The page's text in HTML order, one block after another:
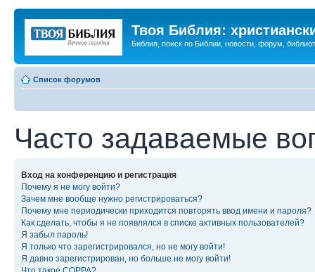
Твоя Библия:
Библия, поиск по Библии, новости, форум,
Список форумов
Часто задаваемые
Вход на конференцию и регистрация
Почему я не могу войти?
Зачем мне вообще нужно регистрироваться?
Почему мне периодически приходится повторять ввод имени и пароля?
Как сделать, чтобы я не появлялся в списке активных пользователей?
Я забыл пароль!
Я только что зарегистрировался, но не могу войти!
Я давно зарегистрирован, но больше не могу войти!